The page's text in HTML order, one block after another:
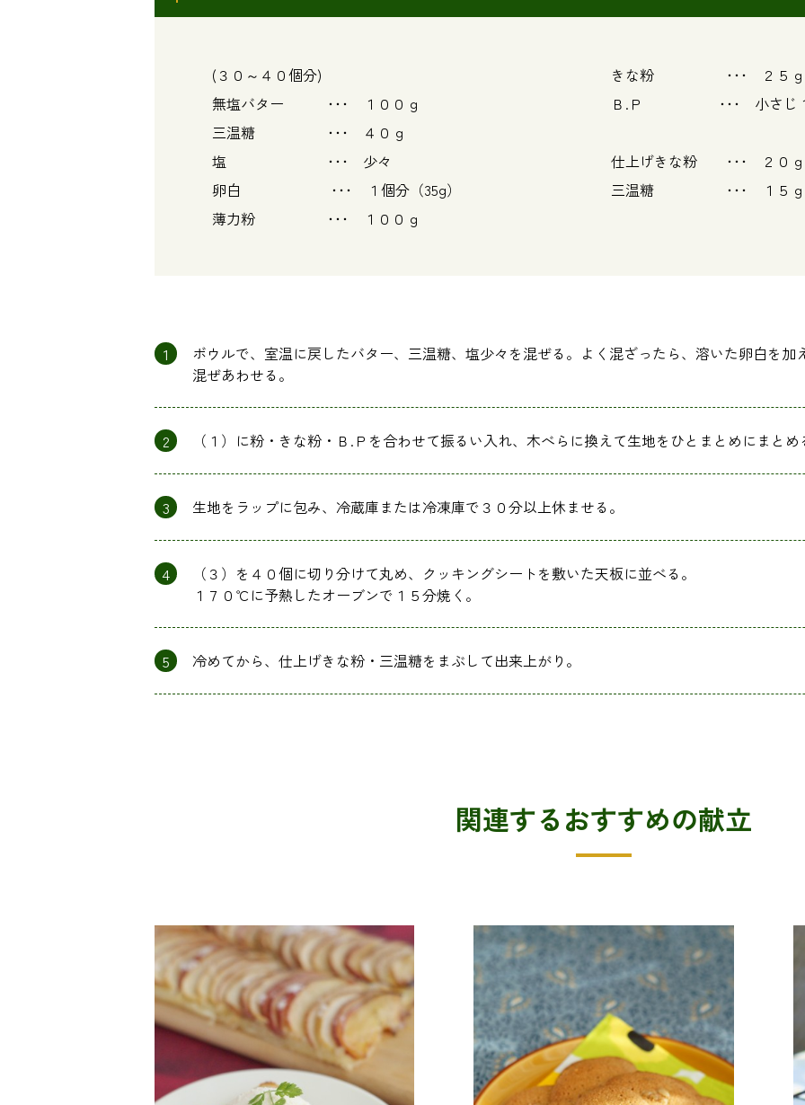
(３０～４０個分)
無塩バター ･･･ １００ｇ
三温糖 ･･･ ４０ｇ
塩 ･･･ 少々
卵白 ･･･ １個分（35g）
薄力粉 ･･･ １００ｇ
きな粉 ･･･ ２５ｇ
Ｂ.Ｐ ･･･ 小さ
仕上げきな粉 ･･･ ２０ｇ
三温糖 ･･･ １５ｇ
1
ボウルで、室温に戻したバター、三温糖、塩少々を混ぜる。よく混ざったら、溶いた卵白を加
混ぜあわせる。
2 （１）に粉・きな粉・Ｂ.Ｐを合わせて振るい入れ、木べらに換えて生地をひとまとめにまとめ
3 生地をラップに包み、冷蔵庫または冷凍庫で３０分以上休ませる。
4
（３）を４０個に切り分けて丸め、クッキングシートを敷いた天板に並べる。
１７０℃に予熱したオーブンで１５分焼く。
5 冷めてから、仕上げきな粉・三温糖をまぶして出来上がり。
関連するおすすめの献立